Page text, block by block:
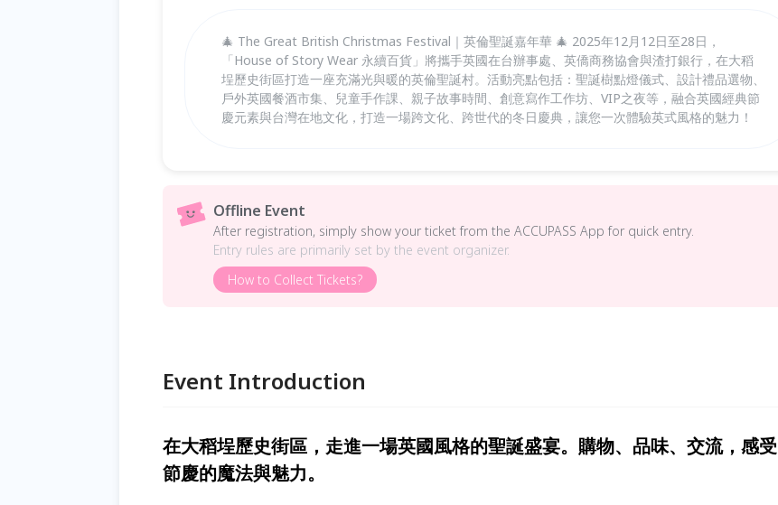
🎄 The Great British Christmas Festival｜英倫聖誕嘉年華 🎄 2025年12月12日至28日，
「House of Story Wear 永續百貨」將攜手英國在台辦事處、英僑商務協會與渣打銀行，在大稻
埕歷史街區打造一座充滿光與暖的英倫聖誕村。活動亮點包括：聖誕樹點燈儀式、設計禮品選物、
戶外英國餐酒市集、兒童手作課、親子故事時間、創意寫作工作坊、VIP之夜等，融合英國經典節
慶元素與台灣在地文化，打造一場跨文化、跨世代的冬日慶典，讓您一次體驗英式風格的魅力！
Offline Event
After registration, simply show your ticket from the ACCUPASS App for quick entry.
Entry rules are primarily set by the event organizer.
How to Collect Tickets?
Event Introduction
在大稻埕歷史街區，走進一場英國風格的聖誕盛宴。購物、品味、交流，感受
節慶的魔法與魅力。